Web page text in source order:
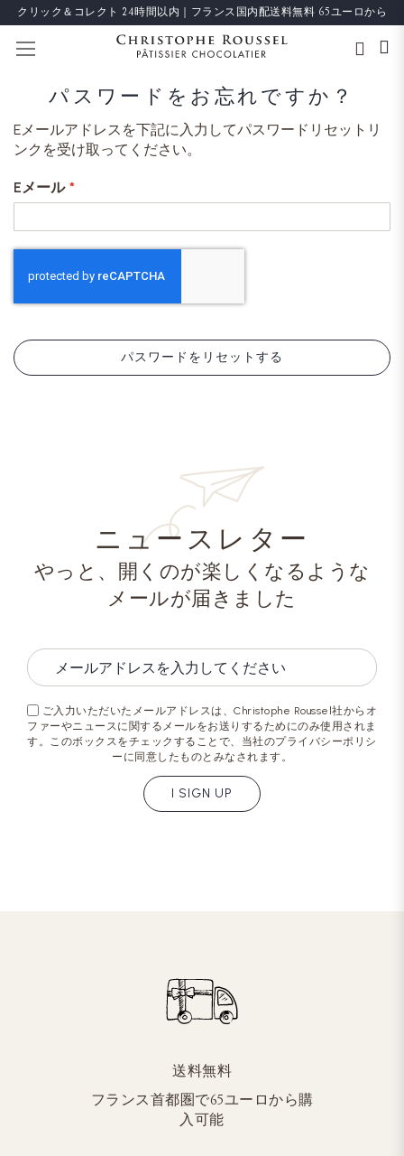
クリック＆コレクト 24時間以内｜フランス国内配送料無料 65ユーロから
パスワードをお忘れですか？
Eメールアドレスを下記に入力してパスワードリセットリ
ンクを受け取ってください。
Eメール
パスワードをリセットする
ニュースレター
やっと、開くのが楽しくなるような
メールが届きました
ご入力いただいたメールアドレスは、Christophe Roussel社からオ
ファーやニュースに関するメールをお送りするためにのみ使用されま
す。このボックスをチェックすることで、当社のプライバシーポリシ
ーに同意したものとみなされます。
I SIGN UP
送料無料
フランス首都圏で65ユーロから購
入可能